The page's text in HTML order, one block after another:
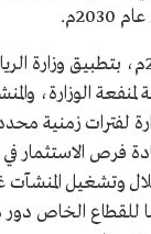
في جمادى الآخرة 1443هـ/يناير
الوزارة،
لفترات زمنية
الاستثمار في
وتشغيل المنشآت
للقطاع الخاص